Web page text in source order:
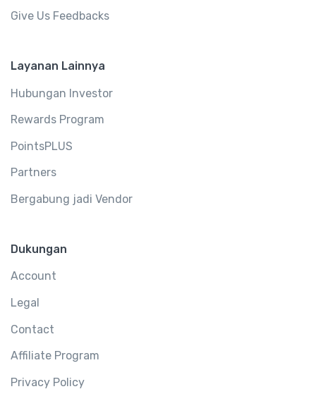
Give Us Feedbacks
Layanan Lainnya
Hubungan Investor
Rewards Program
PointsPLUS
Partners
Bergabung jadi Vendor
Dukungan
Account
Legal
Contact
Affiliate Program
Privacy Policy